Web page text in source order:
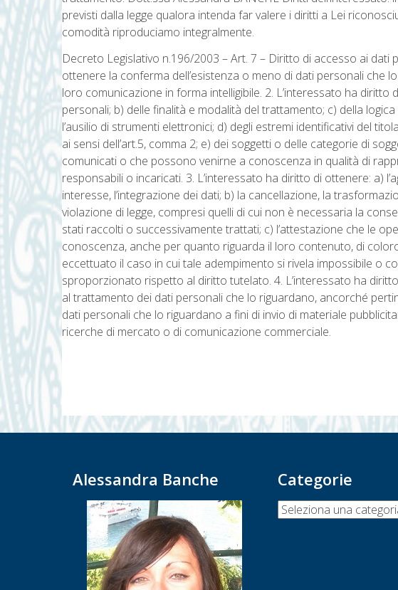
previsti dalla legge qualora intenda far valere i diritti a Lei
comodità riproduciamo integralmente.
Decreto Legislativo n.196/2003 – Art. 7 – Diritto di accesso ai dati
ottenere la conferma dell’esistenza o meno di dati personali che
loro comunicazione in forma intelligibile. 2. L’interessato ha diritto
personali; b) delle finalità e modalità del trattamento; c) della
l’ausilio di strumenti elettronici; d) degli estremi identificativi del
ai sensi dell’art.5, comma 2; e) dei soggetti o delle categorie di
comunicati o che possono venirne a conoscenza in qualità di
responsabili o incaricati. 3. L’interessato ha diritto di ottenere: a)
interesse, l’integrazione dei dati; b) la cancellazione, la
violazione di legge, compresi quelli di cui non è necessaria la
stati raccolti o successivamente trattati; c) l’attestazione che le
conoscenza, anche per quanto riguarda il loro contenuto, di
eccettuato il caso in cui tale adempimento si rivela impossibile o
sproporzionato rispetto al diritto tutelato. 4. L’interessato ha
al trattamento dei dati personali che lo riguardano, ancorché
dati personali che lo riguardano a fini di invio di materiale
ricerche di mercato o di comunicazione commerciale.
articoli
Alessandra Banche Categorie
Categorie